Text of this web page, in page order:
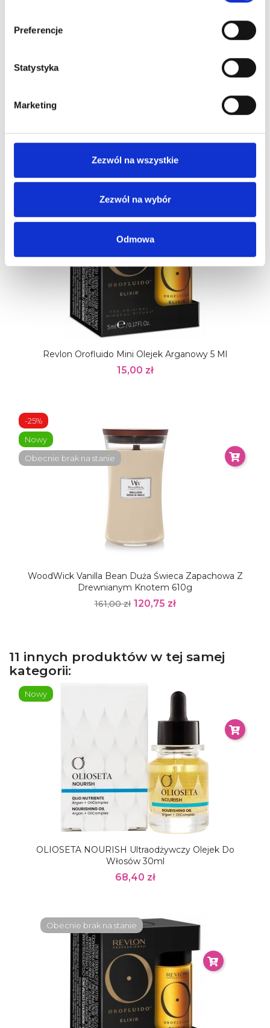
Preferencje
Statystyka
Marketing
Zezwól na wszystkie
Zezwól na wybór
Odmowa
Revlon Orofluido Szampon 50 Ml Regeneracja
Revlon Orofluido Mini Olejek Arganowy 5 Ml
15,00 zł
Obecnie brak na stanie
WoodWick Vanilla Bean Duża Świeca Zapachowa Z
Drewnianym Knotem 610g
161,00 zł 120,75 zł
-25%
Nowy
Obecnie brak na stanie
11 innych produktów w tej samej
kategorii:
OLIOSETA NOURISH Ultraodżywczy Olejek Do
Włosów 30ml
68,40 zł
Nowy
Obecnie brak na stanie